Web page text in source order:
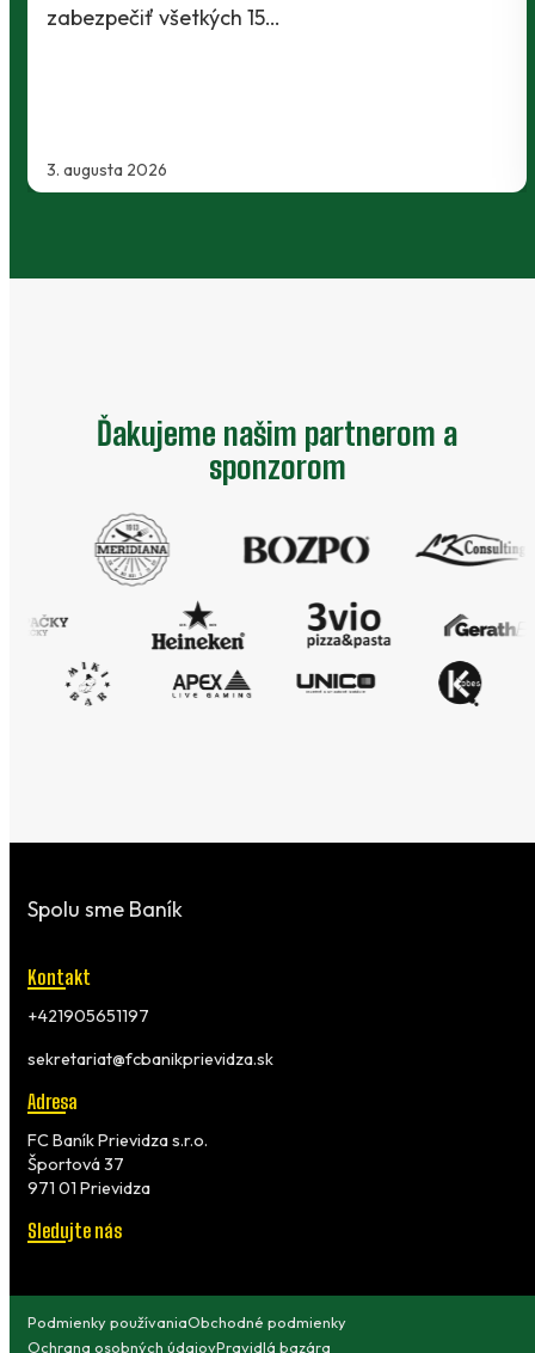
2. augusta 2026
Slovnaft Cupu, keď vycestovali do neďalekej
Ďakujeme našim partnerom a
sponzorom
Spolu sme Baník
Kontakt
+421905651197
sekretariat@fcbanikprievidza.sk
Adresa
FC Baník Prievidza s.r.o.
Športová 37
971 01 Prievidza
Sledujte nás
Podmienky používaniaObchodné podmienky
Ochrana osobných údajovPravidlá bazára